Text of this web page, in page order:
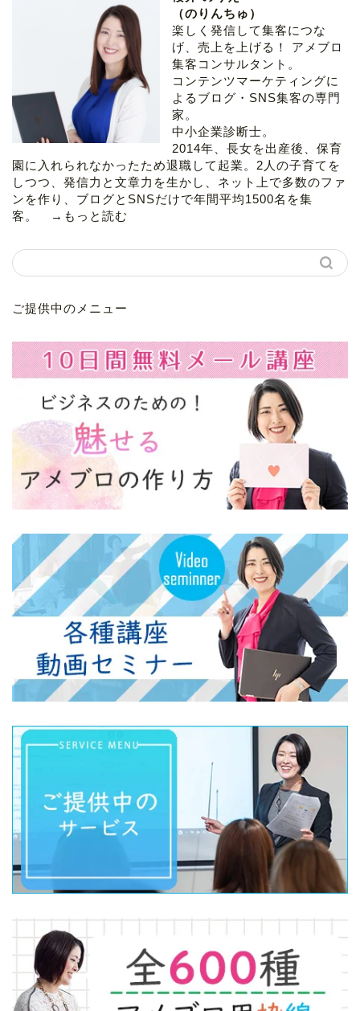
（のりんちゅ）
楽しく発信して集客につな
げ、売上を上げる！ アメブロ
集客コンサルタント。
コンテンツマーケティングに
よるブログ・SNS集客の専門
家。
中小企業診断士。
2014年、長女を出産後、保育
園に入れられなかったため退職して起業。2人の子育てを
しつつ、発信力と文章力を生かし、ネット上で多数のファ
ンを作り、ブログとSNSだけで年間平均1500名を集
客。 → もっと読む
ご提供中のメニュー